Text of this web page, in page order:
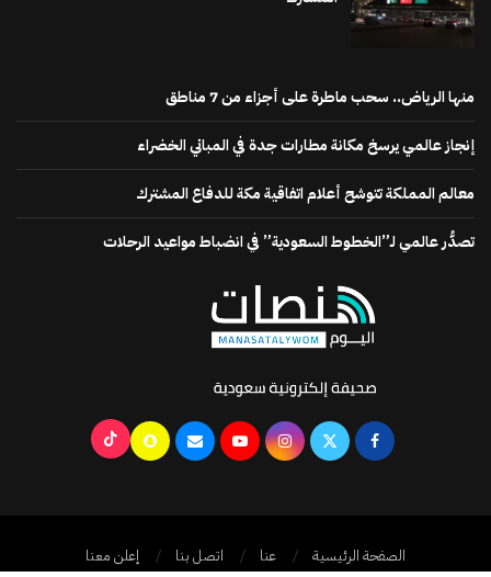
منها الرياض.. سحب ماطرة على أجزاء من 7 مناطق
إنجاز عالمي يرسخ مكانة مطارات جدة في المباني الخضراء
معالم المملكة تتوشح أعلام اتفاقية مكة للدفاع المشترك
تصدُّر عالمي لـ”الخطوط السعودية” في انضباط مواعيد الرحلات
الصفحة الرئيسية عنا اتصل بنا إعلن معنا